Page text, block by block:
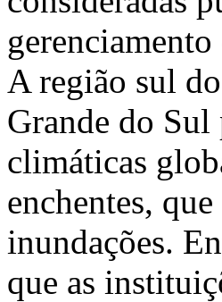
A região sul
Grande do Sul
climáticas
enchentes,
inundações.
que as